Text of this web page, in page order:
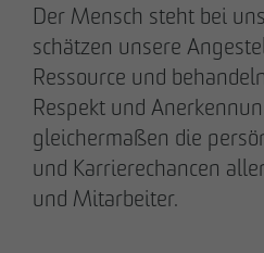
Der Mensch steht bei
schätzen unsere
Ressource und
Respekt und
gleichermaßen die
und Karrierechancen
und Mitarbeiter.